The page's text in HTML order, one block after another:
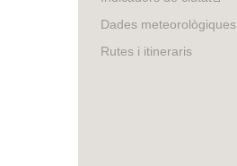
is
Dades meteorològiques
Rutes i itineraris